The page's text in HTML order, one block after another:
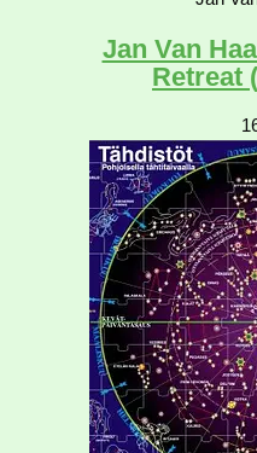
Jan Van
Retreat